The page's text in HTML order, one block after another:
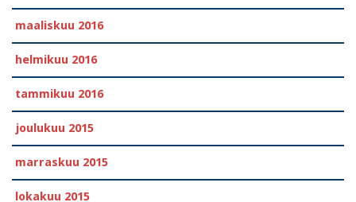
maaliskuu 2016
helmikuu 2016
tammikuu 2016
joulukuu 2015
marraskuu 2015
lokakuu 2015